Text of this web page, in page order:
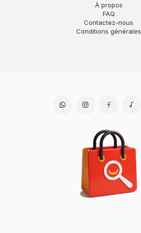
À propos
FAQ
Contactez-nous
Conditions générales